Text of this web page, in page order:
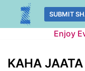
Skip
SUBMIT
Enjoy
KAHA